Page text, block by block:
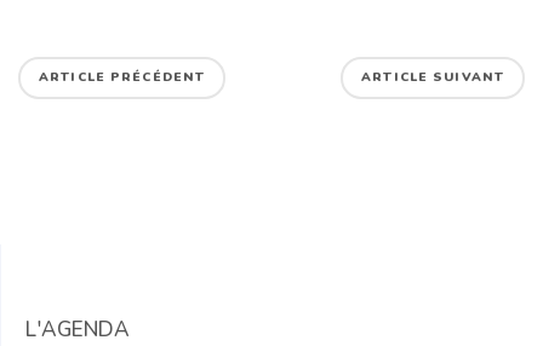
ARTICLE PRÉCÉDENT ARTICLE SUIVANT
L'AGENDA